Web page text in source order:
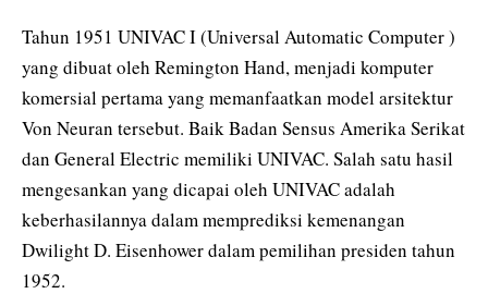
Tahun 1951 UNIVAC I (Universal Automatic Computer )
yang dibuat oleh Remington Hand, menjadi komputer
komersial pertama yang memanfaatkan model arsitektur
Von Neuran tersebut. Baik Badan Sensus Amerika Serikat
dan General Electric memiliki UNIVAC. Salah satu hasil
mengesankan yang dicapai oleh UNIVAC adalah
keberhasilannya dalam memprediksi kemenangan
Dwilight D. Eisenhower dalam pemilihan presiden tahun
1952.